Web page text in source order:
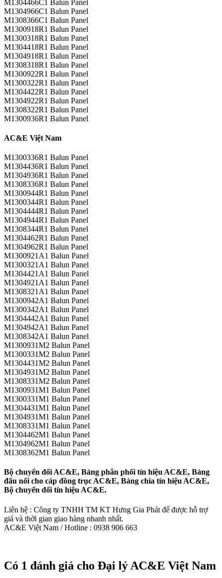
M1304466C1 Balun Panel
M1304966C1 Balun Panel
M1308366C1 Balun Panel
M1300918R1 Balun Panel
M1300318R1 Balun Panel
M1304418R1 Balun Panel
M1304918R1 Balun Panel
M1308318R1 Balun Panel
M1300922R1 Balun Panel
M1300322R1 Balun Panel
M1304422R1 Balun Panel
M1304922R1 Balun Panel
M1308322R1 Balun Panel
M1300936R1 Balun Panel
AC&E Việt Nam
M1300336R1 Balun Panel
M1304436R1 Balun Panel
M1304936R1 Balun Panel
M1308336R1 Balun Panel
M1300944R1 Balun Panel
M1300344R1 Balun Panel
M1304444R1 Balun Panel
M1304944R1 Balun Panel
M1308344R1 Balun Panel
M1304462R1 Balun Panel
M1304962R1 Balun Panel
M1300921A1 Balun Panel
M1300321A1 Balun Panel
M1304421A1 Balun Panel
M1304921A1 Balun Panel
M1308321A1 Balun Panel
M1300942A1 Balun Panel
M1300342A1 Balun Panel
M1304442A1 Balun Panel
M1304942A1 Balun Panel
M1308342A1 Balun Panel
M1300931M2 Balun Panel
M1300331M2 Balun Panel
M1304431M2 Balun Panel
M1304931M2 Balun Panel
M1308331M2 Balun Panel
M1300931M1 Balun Panel
M1300331M1 Balun Panel
M1304431M1 Balun Panel
M1304931M1 Balun Panel
M1308331M1 Balun Panel
M1304462M1 Balun Panel
M1304962M1 Balun Panel
M1308362M1 Balun Panel
Bộ chuyển đổi AC&E, Bảng phân phối tín hiệu AC&E, Bảng
đấu nối cho cáp đồng trục AC&E, Bảng chia tín hiệu AC&E,
Bộ chuyển đổi tín hiệu AC&E.
Liên hệ : Công ty TNHH TM KT Hưng Gia Phát để được hỗ trợ
giá và thời gian giao hàng nhanh nhất.
AC&E Việt Nam / Hotline : 0938 906 663
Có 1 đánh giá cho Đại lý AC&E Việt Nam